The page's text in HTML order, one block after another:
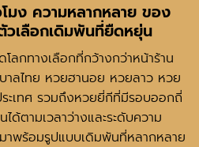
มง ความหลากหลาย ของ
วเลือกเดิมพันที่ยืดหยุ่น
โลกทางเลือกที่กว้างกว่าหน้าร้าน
บาลไทย หวยฮานอย หวยลาว หวย
ะเทศ รวมถึงหวยยี่กีที่มีรอบออกถี่
ด้ตามเวลาว่างและระดับความ
าพร้อมรูปแบบเดิมพันที่หลากหลาย